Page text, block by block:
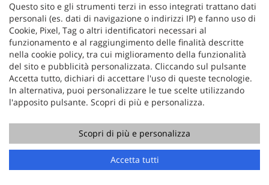
Sab
09:00 - 12:00 / Pomeriggio Su appuntamento
Dom
Chiuso
Copyright © 2026 GestionaleAuto.com S.r.l., Tutti i diritti
riservati -Leggi l'informativa sulla privacy-Cookie Policy
GestionaleAuto.com
Questo sito e gli strumenti terzi in esso integrati trattano dati
personali (es. dati di navigazione o indirizzi IP) e fanno uso di
Cookie, Pixel, Tag o altri identificatori necessari al
funzionamento e al raggiungimento delle finalità descritte
nella cookie policy, tra cui miglioramento della funzionalità
del sito e pubblicità personalizzata. Cliccando sul pulsante
Accetta tutto, dichiari di accettare l'uso di queste tecnologie.
In alternativa, puoi personalizzare le tue scelte utilizzando
l'apposito pulsante. Scopri di più e personalizza.
Scopri di più e personalizza
Accetta tutti